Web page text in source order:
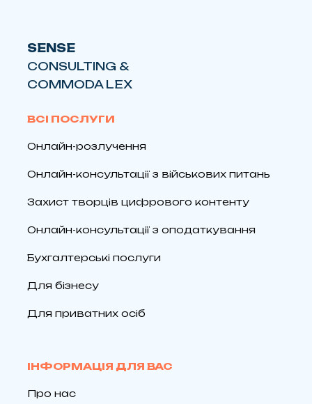
SENSE
CONSULTING &
COMMODA LEX
ВСІ ПОСЛУГИ
Онлайн-розлучення
Онлайн-консультації з військових питань
Захист творців цифрового контенту
Онлайн-консультації з оподаткування
Бухгалтерські послуги
Для бізнесу
Для приватних осіб
ІНФОРМАЦІЯ ДЛЯ ВАС
Про нас